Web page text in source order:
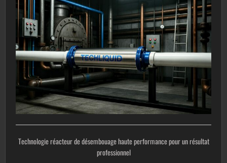
Technologie réacteur de désembouage haute performance pour un résultat
professionnel